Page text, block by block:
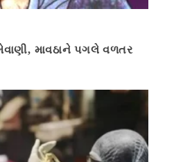
માવઠાને પગલે વળતર